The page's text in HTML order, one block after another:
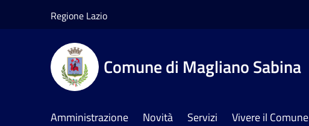
Regione Lazio
Comune di Magliano Sabina
Amministrazione Novità Servizi Vivere il Comune